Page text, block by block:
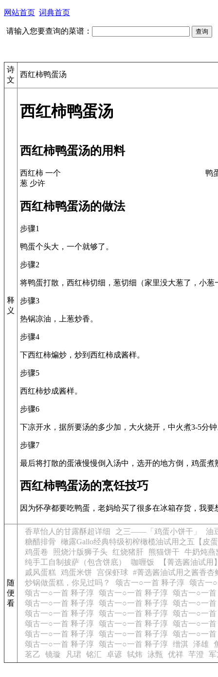
网站首页 词典首页
请输入您要查询的菜谱：
诗
文
西红柿鸭蛋汤
释
义
西红柿鸭蛋汤
西红柿鸭蛋汤的用料
西红柿 一个
鸭
葱 少许
西红柿鸭蛋汤的做法
步骤1
鸭蛋个头大，一个就够了。
步骤2
将鸭蛋打散，西红柿切细，葱切细（家里没大葱了，小葱
步骤3
热锅凉油，上葱炒香。
步骤4
下西红柿煸炒，炒到西红柿成酱样。
步骤5
西红柿炒成酱样。
步骤6
下凉开水，据所要汤的多少加，大火烧开，中火煮3-5分
步骤7
最后将打散的蛋液慢慢倒入汤中，选开的地方倒，鸡蛋煮
西红柿鸭蛋汤的烹饪技巧
因为怀孕都要吃鸭蛋，老妈给买了很多在冰箱存货，我要
随
便
看
香草怡人的甘露酥超详细 之三——「鸡蛋小饼干」
油
糖醋排骨
橄露Gallo经典特级初榨橄榄油试用之五【皮
鸡蛋卷
照烧汁版狮子头 红烧猪肝 熊猫饼干 牛奶炖燕
纯手工自制披萨（包含饼底）
咖喱饭
【菁选酱油试
戚风蛋糕
鸡蛋米饼 宫保虾球
#菁选酱油试用之酱香杏
炒锅做蛋糕，你见过吗？
颂古一○一首 释子淳 颂古一
颂古一○一首 释子淳 颂古一○一首 释子淳 颂古一○一
颂古一○一首 释子淳 颂古一○一首 释子淳 颂古一○一
颂古一○一首 释子淳 颂古一○一首 释子淳 颂古一○一
颂古一○一首 释子淳 颂古一○一首 释子淳 颂古一○一
颂古一○一首 释子淳 颂古一○一首 释子淳 颂古一○一
颂古一○一首 释子淳 颂古一○一首 释子淳 缯淇 泽雄
茗乙
镜璇 凡珺 铭汇 卓谚 轼炜 泳甄 优祥 芊澄 军